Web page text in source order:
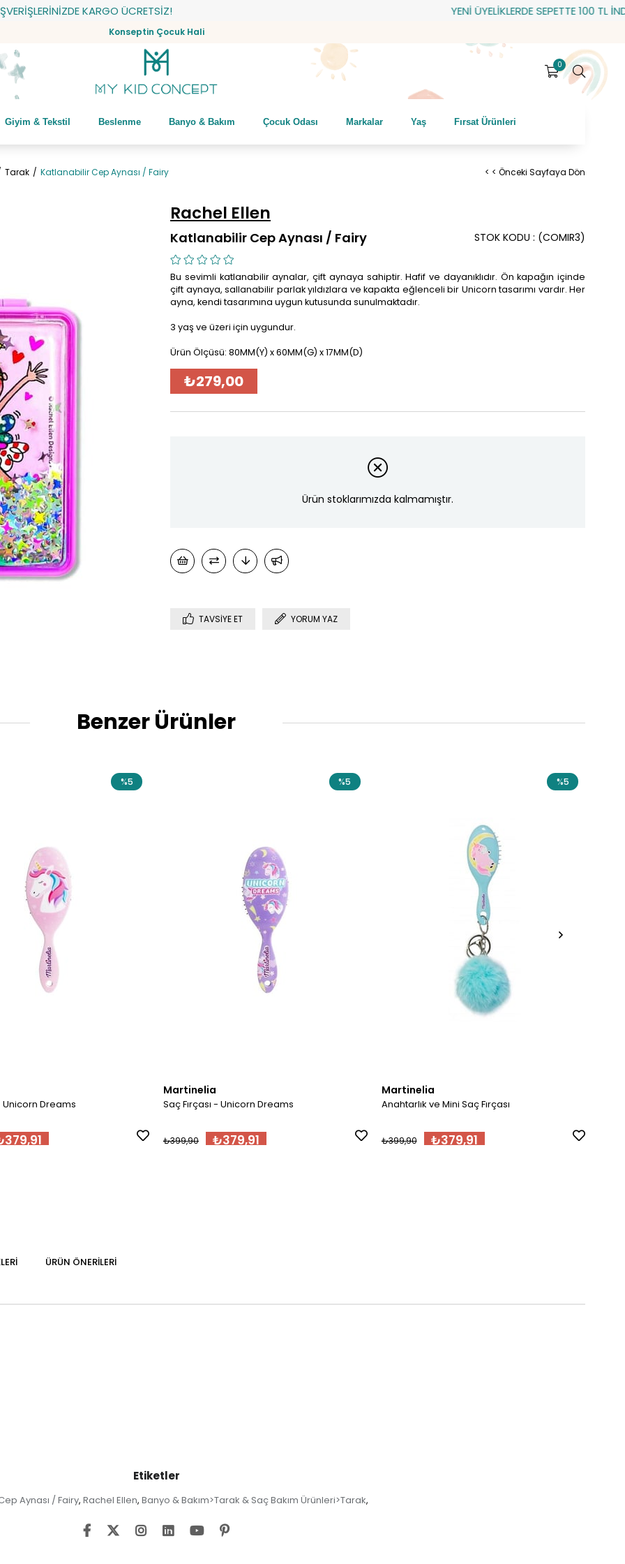
KARGO ÜCRETSİZ! YENİ ÜYELİKLERDE SEPETTE 100 TL
Konseptin Çocuk Hali
0
Giyim & Tekstil Beslenme Banyo & Bakım Çocuk Odası Markalar Yaş Fırsat Ürünleri
Tarak Katlanabilir Cep Aynası / Fairy < < Önceki Sayfaya Dön
Rachel Ellen
Katlanabilir Cep Aynası / Fairy (COMIR3)
STOK KODU
Bu sevimli katlanabilir aynalar, çift aynaya sahiptir. Hafif ve dayanıklıdır. Ön kapağın içinde
çift aynaya, sallanabilir parlak yıldızlara ve kapakta eğlenceli bir Unicorn tasarımı vardır. Her
ayna, kendi tasarımına uygun kutusunda sunulmaktadır.
3 yaş ve üzeri için uygundur.
Ürün Ölçüsü: 80MM(Y) x 60MM(G) x 17MM(D)
₺279,00
Ürün stoklarımızda kalmamıştır.
TAVSIYE ET YORUM YAZ
Benzer Ürünler
Unicorn Dreams
%5
Martinelia
Saç Fırçası - Unicorn Dreams
₺379,91
₺399,90
%5
Martinelia
Anahtarlık ve Mini Saç Fırçası
₺379,91
₺399,90
%5
ÜRÜN ÖNERILERI
Etiketler
Aynası / Fairy, Rachel Ellen, Banyo & Bakım>Tarak & Saç Bakım Ürünleri>Tarak,